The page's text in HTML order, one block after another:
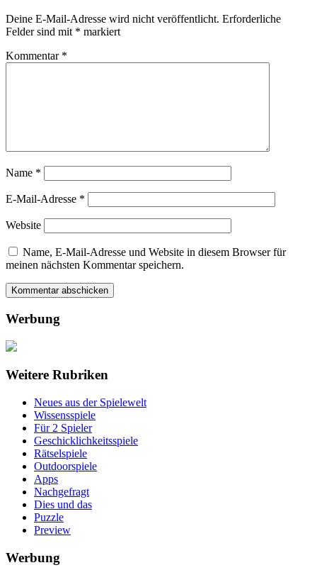
Deine E-Mail-Adresse wird nicht veröffentlicht. Erforderliche
Felder sind mit * markiert
Kommentar *
Name *
E-Mail-Adresse *
Website
Name, E-Mail-Adresse und Website in diesem Browser für
meinen nächsten Kommentar speichern.
Werbung
Weitere Rubriken
Neues aus der Spielewelt
Wissensspiele
Für 2 Spieler
Geschicklichkeitsspiele
Rätselspiele
Outdoorspiele
Apps
Nachgefragt
Dies und das
Puzzle
Preview
Werbung